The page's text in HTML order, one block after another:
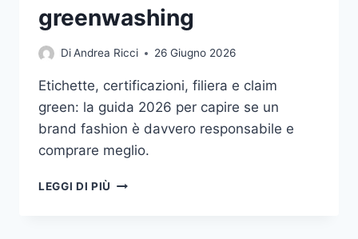
greenwashing
DiAndrea Ricci 26 Giugno 2026
Etichette, certificazioni, filiera e claim
green: la guida 2026 per capire se un
brand fashion è davvero responsabile e
comprare meglio.
LEGGI DI PIÙ MODA